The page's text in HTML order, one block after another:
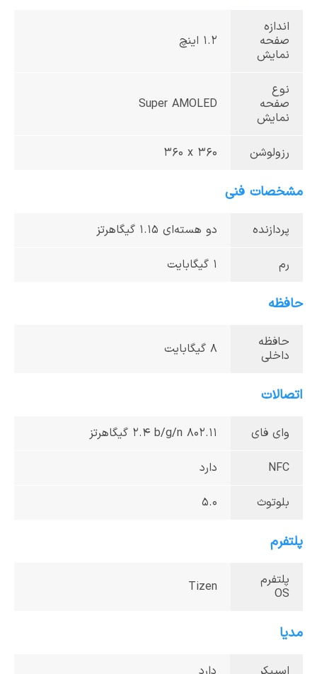
اندازه
صفحه
نمایش
1.2 اینچ
نوع
صفحه
نمایش
Super AMOLED
رزولوشن ‎360 x 360‎
مشخصات فنی
پردازنده دو هسته‌ای 1.15 گیگاهرتز
رم 1 گیگابایت
حافظه
حافظه
داخلی
8 گیگابایت
اتصالات
وای فای 802.11 b/g/n ‏2.4 گیگاهرتز
NFC دارد
بلوتوث 5.0
پلتفرم
پلتفرم
OS
Tizen
مدیا